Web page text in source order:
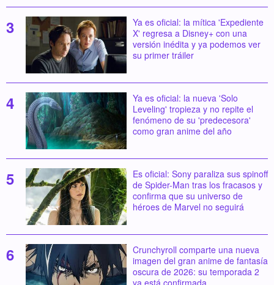
Ya es oficial: la mítica 'Expediente
X' regresa a Disney+ con una
versión inédita y ya podemos ver
su primer tráiler
Ya es oficial: la nueva 'Solo
Leveling' tropieza y no repite el
fenómeno de su 'predecesora'
como gran anime del año
Es oficial: Sony paraliza sus spinoff
de Spider-Man tras los fracasos y
confirma que su universo de
héroes de Marvel no seguirá
Crunchyroll comparte una nueva
imagen del gran anime de fantasía
oscura de 2026: su temporada 2
ya está confirmada